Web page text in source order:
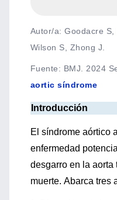
Autor/a: Goodacre S,
Wilson S, Zhong J.
Fuente: BMJ. 2024
aortic síndrome
Introducción
El síndrome aórtico
enfermedad
desgarro en la aorta
muerte. Abarca tres